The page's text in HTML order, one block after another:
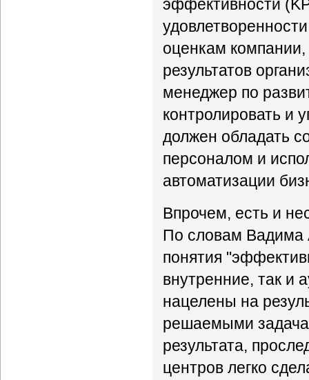
эффективности
оценкам
результатов
менеджер по
контролировать и
должен обладать
персоналом и
автоматизации
Впрочем, есть и
По словам Вадима
понятия
внутренние, так и
нацелены на
решаемыми
результата,
центров легко